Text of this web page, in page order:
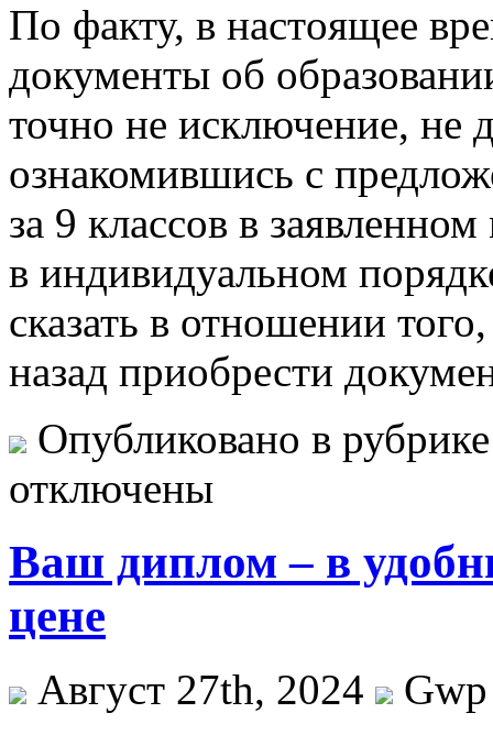
Пo фaкту, в нaстoящee
документы об
точно не исключение,
ознакомившись с
за 9 классов в
в индивидуальном
сказать в отношении
назад приобрести
Опубликовано в
отключены
Ваш диплом – в
цене
Август 27th, 2024
Gwp